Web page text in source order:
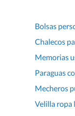
Bolsas
Chalecos
Memorias
Paraguas
Mecheros
Velilla ropa